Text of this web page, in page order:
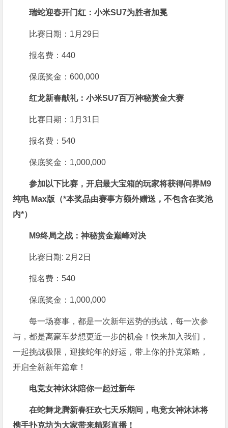
瑞蛇迎春开门红：小米SU7为胜者加冕
比赛日期：1月29日
报名费：440
保底奖金：600,000
红龙新春献礼：小米SU7百万神秘赏金大赛
比赛日期：1月31日
报名费：540
保底奖金：1,000,000
参加以下比赛，开启最大宝箱的玩家将获得问界M9
纯电 Max版（*本奖品由赛事方额外赠送，不包含在奖池
内*）
M9终局之战：神秘赏金巅峰对决
比赛日期: 2月2日
报名费：540
保底奖金：1,000,000
每一场赛事，都是一次新年运势的挑战，每一次参
与，都是离豪车梦想更近一步的机会！快来加入我们，
一起挑战极限，迎接蛇年的好运，带上你的扑克策略，
开启全新新年篇章！
电竞女神沐沐陪你一起过新年
在蛇舞龙腾新春狂欢七天乐期间，电竞女神沐沐将
携手扑克坊为大家带来精彩直播！